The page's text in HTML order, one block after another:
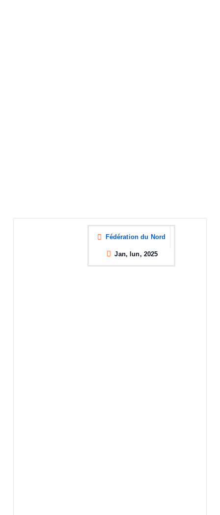
Fédération du Nord
Jan, lun, 2025